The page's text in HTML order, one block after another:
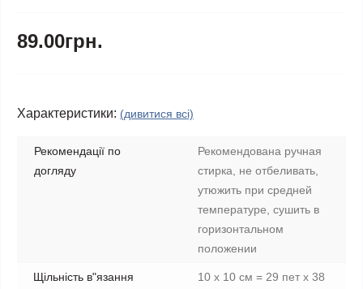
89.00грн.
Характеристики: (дивитися всі)
Рекомендації по
догляду
Рекомендована ручная
стирка, не отбеливать,
утюжить при средней
температуре, сушить в
горизонтальном
положении
Щільність в"язання
10 х 10 см = 29 пет х 38